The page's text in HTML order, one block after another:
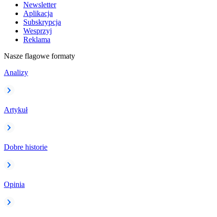
Newsletter
Aplikacja
Subskrypcja
Wesprzyj
Reklama
Nasze flagowe formaty
Analizy
Artykuł
Dobre historie
Opinia